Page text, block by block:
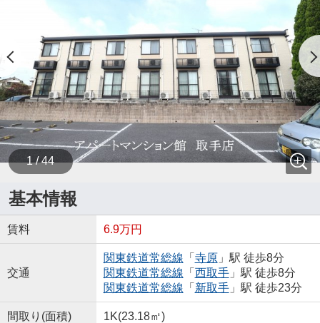
1 / 44
基本情報
賃料 6.9万円
交通
関東鉄道常総線 「 寺原」駅 徒歩8分
関東鉄道常総線 「 西取手」駅 徒歩8分
関東鉄道常総線 「 新取手」駅 徒歩23分
間取り(面積) 1K(23.18㎡)